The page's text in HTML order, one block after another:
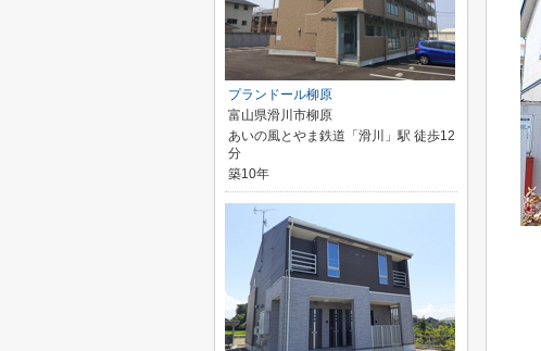
プランドール柳原
富山県滑川市柳原
あいの風とやま鉄道「滑川」駅 徒歩12
分
築10年